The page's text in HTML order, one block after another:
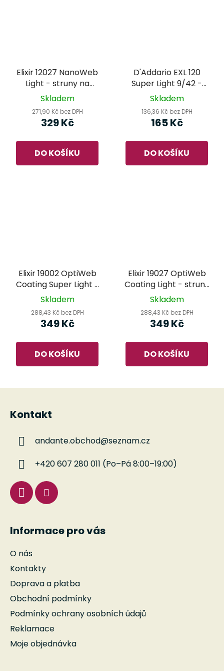
Elixir 12027 NanoWeb
Light - struny na
elektrickou kytaru
Skladem
271,90 Kč bez DPH
329 Kč
DO KOŠÍKU
D'Addario EXL 120
Super Light 9/42 -
struny na elektrickou
Skladem
136,36 Kč bez DPH
165 Kč
DO KOŠÍKU
Elixir 19002 OptiWeb
Coating Super Light -
struny na elektrickou
Skladem
288,43 Kč bez DPH
349 Kč
DO KOŠÍKU
Elixir 19027 OptiWeb
Coating Light - struny
na elektrickou kytaru
Skladem
288,43 Kč bez DPH
349 Kč
DO KOŠÍKU
Kontakt
andante.obchod@seznam.cz
+420 607 280 011 (Po–Pá 8:00–19:00)
Informace pro vás
O nás
Kontakty
Doprava a platba
Obchodní podmínky
Podmínky ochrany osobních údajů
Reklamace
Moje objednávka